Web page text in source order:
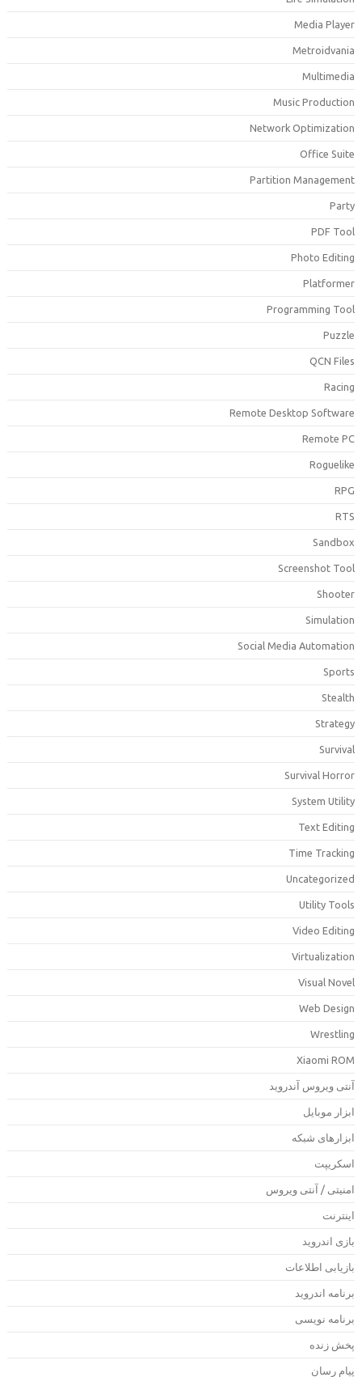
Media
Music
Network
Office
Partition
PDF
Photo
Programming
QCN
Remote Desktop
Remote
Screenshot
Social Media
Survival
System
Text
Time
Utility
Video
Visual
Web
Xiaomi
ویروس آندروید
موبایل
شبکه
/ آنتی ویروس
اندروید
اطلاعات
اندروید
نویسی
زنده
رسان